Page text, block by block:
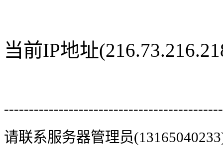
当前IP地址
请联系服务器管理员